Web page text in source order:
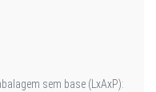
sem base (LxAxP):